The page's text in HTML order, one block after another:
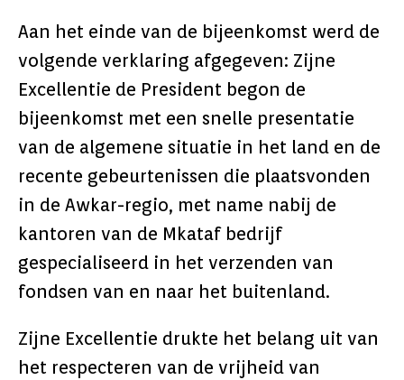
Aan het einde van de bijeenkomst werd de
volgende verklaring afgegeven: Zijne
Excellentie de President begon de
bijeenkomst met een snelle presentatie
van de algemene situatie in het land en de
recente gebeurtenissen die plaatsvonden
in de Awkar-regio, met name nabij de
kantoren van de Mkataf bedrijf
gespecialiseerd in het verzenden van
fondsen van en naar het buitenland.
Zijne Excellentie drukte het belang uit van
het respecteren van de vrijheid van